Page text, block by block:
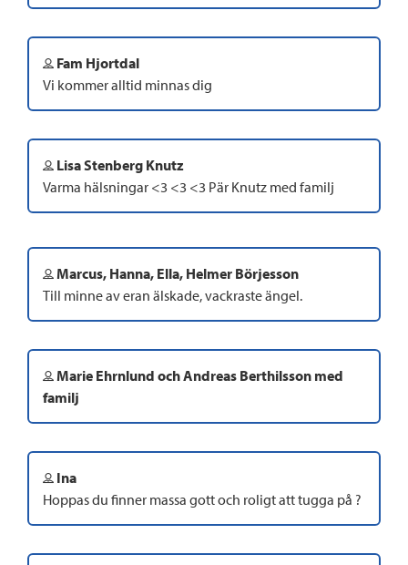
Fam Hjortdal
Vi kommer alltid minnas dig
Lisa Stenberg Knutz
Varma hälsningar <3 <3 <3 Pär Knutz med familj
Marcus, Hanna, Ella, Helmer Börjesson
Till minne av eran älskade, vackraste ängel.
Marie Ehrnlund och Andreas Berthilsson med
familj
Ina
Hoppas du finner massa gott och roligt att tugga på ?